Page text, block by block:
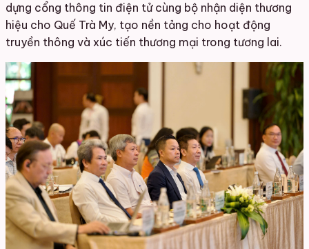
dựng cổng thông tin điện tử cùng bộ nhận diện thương
hiệu cho Quế Trà My, tạo nền tảng cho hoạt động
truyền thông và xúc tiến thương mại trong tương lai.